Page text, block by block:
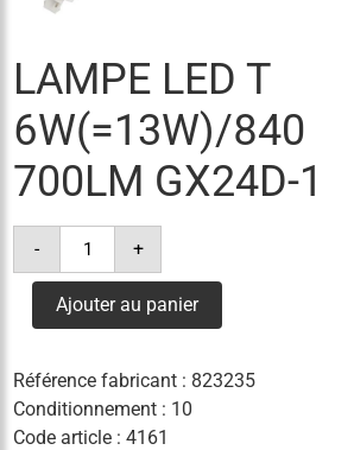
LAMPE LED T
6W(=13W)/840
700LM GX24D-1
-
quantité
lampe
t
6w(=13w)/840
1
+
Ajouter au panier
Référence fabricant : 823235
Conditionnement : 10
Code article :4161